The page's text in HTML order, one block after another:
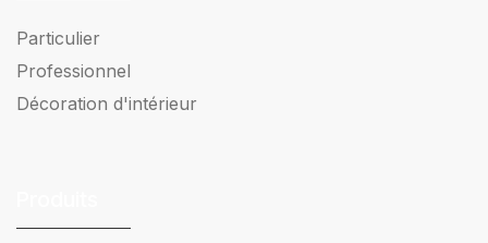
Particulier
Professionnel
Décoration d'intérieur